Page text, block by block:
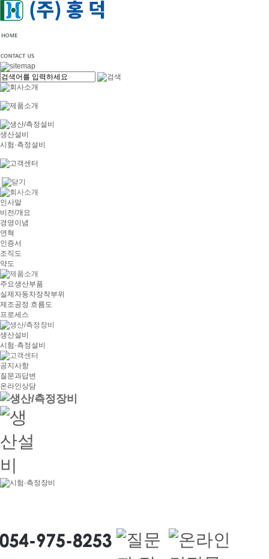
생산설비
시험·측정설비
인사말
비전/개요
경영이념
연혁
인증서
조직도
약도
주요생산부품
실제자동차장착부위
제조공정 흐름도
프로세스
생산설비
시험·측정설비
공지사항
질문과답변
온라인상담